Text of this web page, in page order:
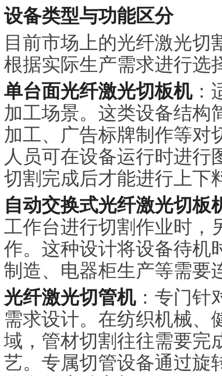
设备类型与功能区分
目前市场上的光纤激光切
根据实际生产需求进行选
单台面光纤激光切板机：
加工场景。这类设备结构
加工、广告标牌制作等对
人员可在设备运行时进行
切割完成后才能进行上下
自动交换式光纤激光切板
工作台进行切割作业时，
作。这种设计将设备待机
制造、电器柜生产等需要
光纤激光切管机：专门针
需求设计。在纺织机械、
域，管材切割往往需要完
艺。专属切管设备通过旋